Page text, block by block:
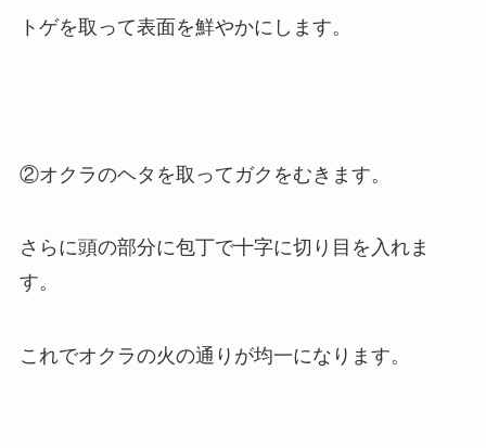
トゲを取って表面を鮮やかにします。
②オクラのヘタを取ってガクをむきます。
さらに頭の部分に包丁で十字に切り目を入れま
す。
これでオクラの火の通りが均一になります。